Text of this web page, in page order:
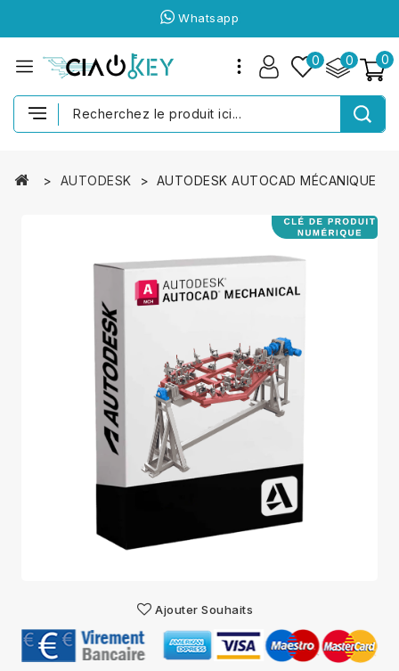
Whatsapp
0
0
0
AUTODESK AUTODESK AUTOCAD MÉCANIQUE
Ajouter Souhaits